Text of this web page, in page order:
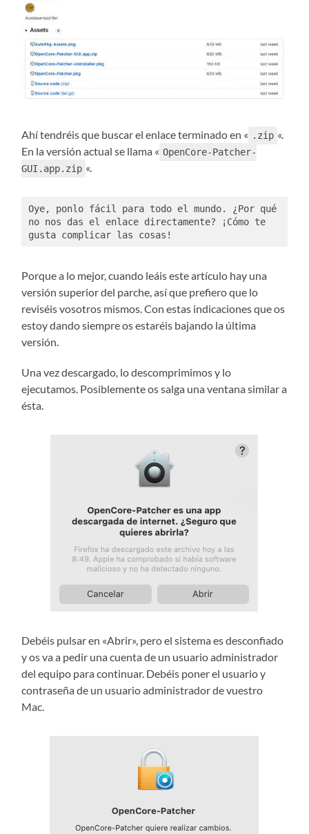
Ahí tendréis que buscar el enlace terminado en « .zip «.
En la versión actual se llama « OpenCore-Patcher-
GUI.app.zip «.
Oye, ponlo fácil para todo el mundo. ¿Por qué
no nos das el enlace directamente? ¡Cómo te
gusta complicar las cosas!
Porque a lo mejor, cuando leáis este artículo hay una
versión superior del parche, así que prefiero que lo
reviséis vosotros mismos. Con estas indicaciones que os
estoy dando siempre os estaréis bajando la última
versión.
Una vez descargado, lo descomprimimos y lo
ejecutamos. Posiblemente os salga una ventana similar a
ésta.
Debéis pulsar en «Abrir», pero el sistema es desconfiado
y os va a pedir una cuenta de un usuario administrador
del equipo para continuar. Debéis poner el usuario y
contraseña de un usuario administrador de vuestro
Mac.